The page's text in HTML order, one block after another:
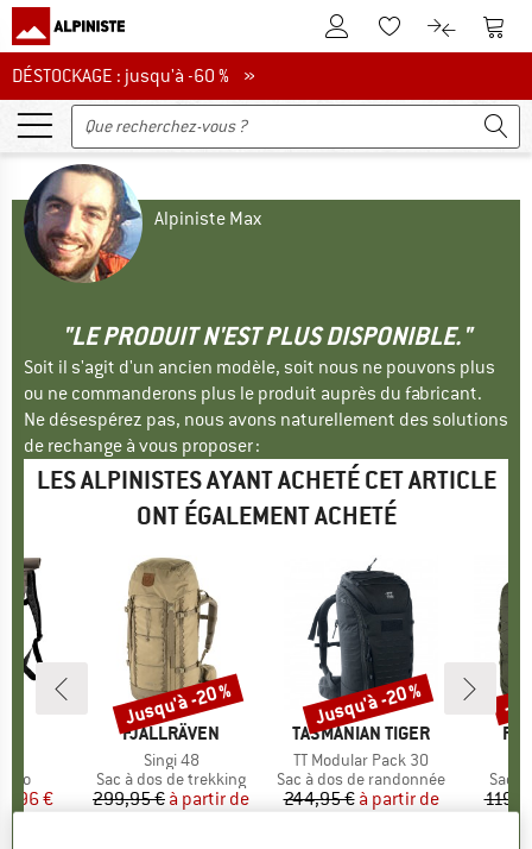
Vers le compte client
Vers la liste
Vers le
DÉSTOCKAGE : jusqu'à -60 %
DÉSTOCKAGE : jusqu'à -60 % »
Alpiniste Max
"LE PRODUIT N'EST PLUS DISPONIBLE."
Soit il s'agit d'un ancien modèle, soit nous ne pouvons plus
ou ne commanderons plus le produit auprès du fabricant.
Ne désespérez pas, nous avons naturellement des solutions
de rechange à vous proposer :
LES ALPINISTES AYANT ACHETÉ CET ARTICLE
ONT ÉGALEMENT ACHETÉ
réduit
€
MARQUE
FJÄLLRÄVEN
Article
Singi 48
Product group
Sac à dos de trekking
Prix
299,95 € Prix réduit
à partir de
Remise
Jusqu'à -20 %
MARQUE
TASMANIAN TIGER
Article
TT Modular Pack 30
Product group
Sac à dos de randonnée
Prix
244,95 € Prix réduit
à partir de
Remise
Jusqu'à -20 %
Sac
-